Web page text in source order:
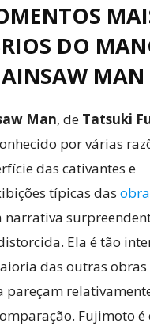
DO
MAN
Man, de Tatsuki
por várias
das cativantes e
típicas das
narrativa
Ela é tão
das outras obras
pareçam
Fujimoto é